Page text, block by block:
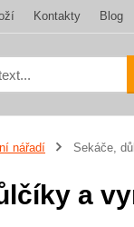
Kontakty Blog
nářadí Sekáče,
a